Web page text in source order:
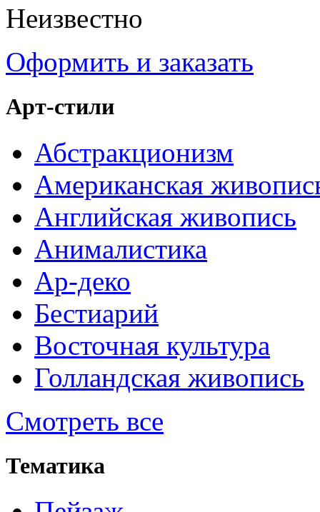
Неизвестно
Оформить и заказать
Арт-стили
Абстракционизм
Американская
Английская живопись
Анималистика
Ар-деко
Бестиарий
Восточная культура
Голландская живопись
Смотреть все
Тематика